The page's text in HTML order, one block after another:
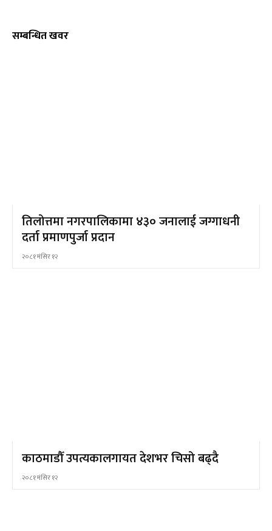
सम्बन्धित खवर
तिलोत्तमा नगरपालिकामा ४३० जनालाई जग्गाधनी
दर्ता प्रमाणपुर्जा प्रदान
२०८१ मंसिर १२
काठमाडौँ उपत्यकालगायत देशभर चिसो बढ्दै
२०८१ मंसिर १२